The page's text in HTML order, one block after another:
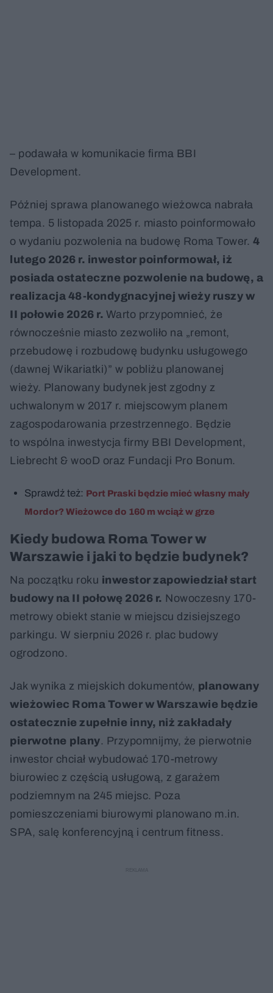
– podawała w komunikacie firma BBI
Development.
Później sprawa planowanego wieżowca nabrała
tempa. 5 listopada 2025 r. miasto poinformowało
o wydaniu pozwolenia na budowę Roma Tower. 4
lutego 2026 r. inwestor poinformował, iż
posiada ostateczne pozwolenie na budowę, a
realizacja 48-kondygnacyjnej wieży ruszy w
II połowie 2026 r. Warto przypomnieć, że
równocześnie miasto zezwoliło na „remont,
przebudowę i rozbudowę budynku usługowego
(dawnej Wikariatki)” w pobliżu planowanej
wieży. Planowany budynek jest zgodny z
uchwalonym w 2017 r. miejscowym planem
zagospodarowania przestrzennego. Będzie
to wspólna inwestycja firmy BBI Development,
Liebrecht & wooD oraz Fundacji Pro Bonum.
Sprawdź też: Port Praski będzie mieć własny mały
Mordor? Wieżowce do 160 m wciąż w grze
Kiedy budowa Roma Tower w
Warszawie i jaki to będzie budynek?
Na początku roku inwestor zapowiedział start
budowy na II połowę 2026 r. Nowoczesny 170-
metrowy obiekt stanie w miejscu dzisiejszego
parkingu. W sierpniu 2026 r. plac budowy
ogrodzono.
Jak wynika z miejskich dokumentów, planowany
wieżowiec Roma Tower w Warszawie będzie
ostatecznie zupełnie inny, niż zakładały
pierwotne plany. Przypomnijmy, że pierwotnie
inwestor chciał wybudować 170-metrowy
biurowiec z częścią usługową, z garażem
podziemnym na 245 miejsc. Poza
pomieszczeniami biurowymi planowano m.in.
SPA, salę konferencyjną i centrum fitness.